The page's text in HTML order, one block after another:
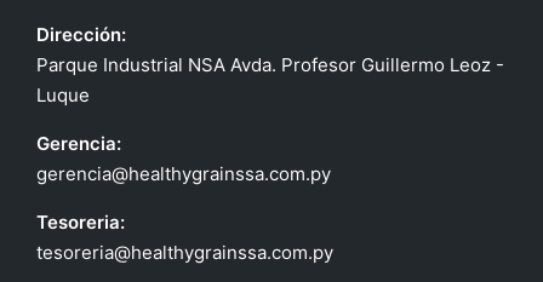
Dirección:
Parque Industrial NSA Avda. Profesor Guillermo Leoz -
Luque
Gerencia:
gerencia@healthygrainssa.com.py
Tesoreria:
tesoreria@healthygrainssa.com.py